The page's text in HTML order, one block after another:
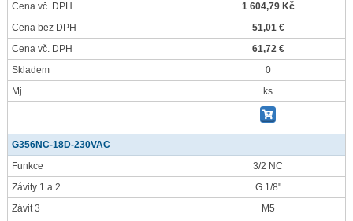
Cena vč. DPH
1 604,79 Kč
Cena bez DPH
51,01 €
Cena vč. DPH
61,72 €
Skladem
0
Mj
ks
G356NC-18D-230VAC
Funkce
3/2 NC
Závity 1 a 2
G 1/8"
Závit 3
M5